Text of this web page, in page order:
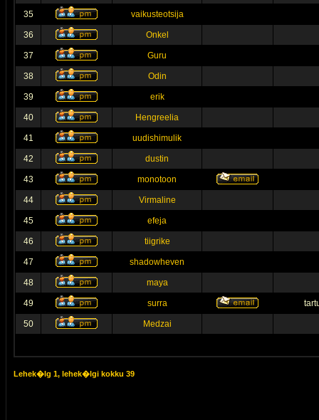
35 vaikusteotsija
36 Onkel
37 Guru
38 Odin
39 erik
40 Hengreelia
41 uudishimulik
42 dustin
43 monotoon
44 Virmaline
45 efeja
46 tiigrike
47 shadowheven
48 maya
49 surra
50 Medzai
Lehek�lg 1, lehek�lgi kokku 39